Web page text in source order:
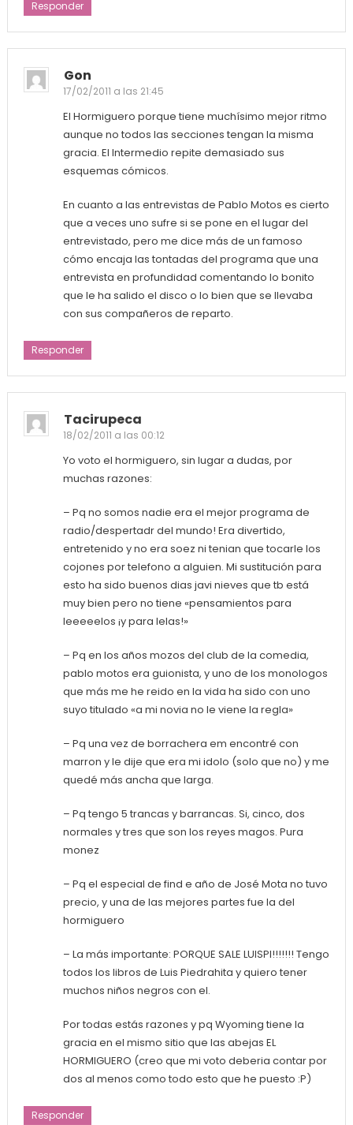
Responder
Gon
17/02/2011 a las 21:45
El Hormiguero porque tiene muchísimo mejor ritmo
aunque no todos las secciones tengan la misma
gracia. El Intermedio repite demasiado sus
esquemas cómicos.
En cuanto a las entrevistas de Pablo Motos es cierto
que a veces uno sufre si se pone en el lugar del
entrevistado, pero me dice más de un famoso
cómo encaja las tontadas del programa que una
entrevista en profundidad comentando lo bonito
que le ha salido el disco o lo bien que se llevaba
con sus compañeros de reparto.
Responder
Tacirupeca
18/02/2011 a las 00:12
Yo voto el hormiguero, sin lugar a dudas, por
muchas razones:
– Pq no somos nadie era el mejor programa de
radio/despertadr del mundo! Era divertido,
entretenido y no era soez ni tenian que tocarle los
cojones por telefono a alguien. Mi sustitución para
esto ha sido buenos dias javi nieves que tb está
muy bien pero no tiene «pensamientos para
leeeeelos ¡y para lelas!»
– Pq en los años mozos del club de la comedia,
pablo motos era guionista, y uno de los monologos
que más me he reido en la vida ha sido con uno
suyo titulado «a mi novia no le viene la regla»
– Pq una vez de borrachera em encontré con
marron y le dije que era mi idolo (solo que no) y me
quedé más ancha que larga.
– Pq tengo 5 trancas y barrancas. Si, cinco, dos
normales y tres que son los reyes magos. Pura
monez
– Pq el especial de find e año de José Mota no tuvo
precio, y una de las mejores partes fue la del
hormiguero
– La más importante: PORQUE SALE LUISPI!!!!!!! Tengo
todos los libros de Luis Piedrahita y quiero tener
muchos niños negros con el.
Por todas estás razones y pq Wyoming tiene la
gracia en el mismo sitio que las abejas EL
HORMIGUERO (creo que mi voto deberia contar por
dos al menos como todo esto que he puesto :P)
Responder